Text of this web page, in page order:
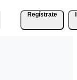
Regístrate